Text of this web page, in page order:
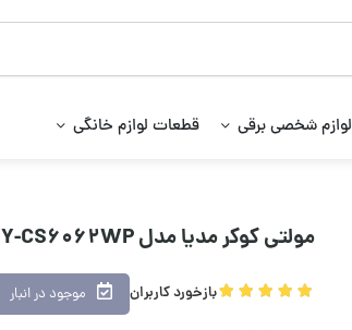
لوازم شخصی برقی قطعات لوازم خانگی
مولتی کوکر مدیا مدل MY-CS6062WP
بازخورد کاربران موجود در انبار